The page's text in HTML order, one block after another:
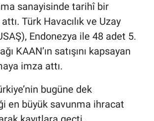
sanayisinde tarihî bir
Türk Havacılık ve Uzay
Endonezya ile 48 adet 5.
KAAN’ın satışını kapsayan
imza attı.
bugüne dek
en büyük savunma ihracat